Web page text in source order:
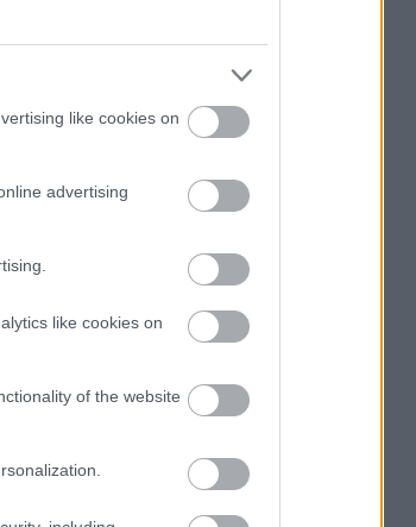
like cookies on
advertising
like cookies on
of the website
του αθηναϊκού νότου, και
café-που-βλέπουν-
του προκάλεσε πρόσφατα
όμως δεν σημαίνει ότι
θέα στην θάλασσα είναι,
Και στα παρακάτω στέκια